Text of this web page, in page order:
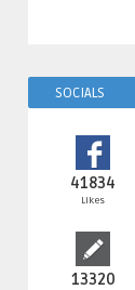
SOCIALS
41834
Likes
13320